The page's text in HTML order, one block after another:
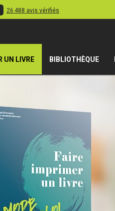
26 488 avis vérifiés
UN LIVRE BIBLIOTHÈQUE